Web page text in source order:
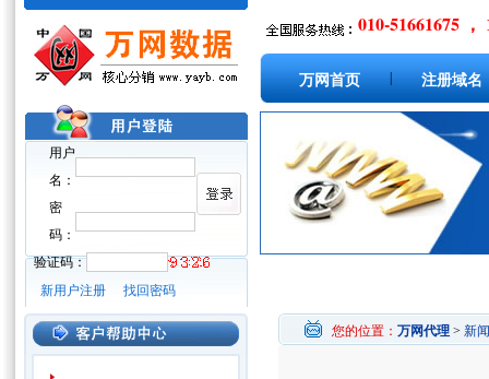
用户
名：
密
码：
验证码：
新用户注册
找回密码
010-51661675 ，
万网首页 注册域名
您的位置： 万网代理 > 新